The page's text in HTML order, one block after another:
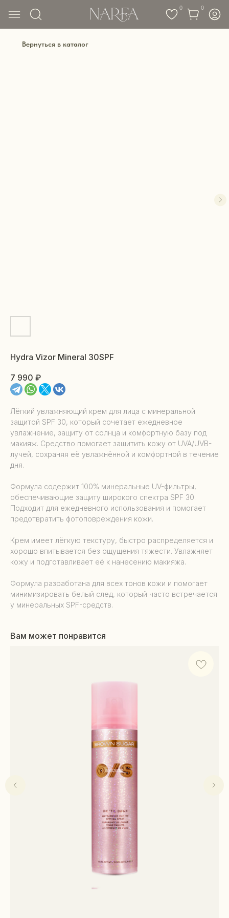
Вернуться в каталог
Hydra Vizor Mineral 30SPF
7 990 ₽
Лёгкий увлажняющий крем для лица с минеральной
защитой SPF 30, который сочетает ежедневное
увлажнение, защиту от солнца и комфортную базу под
макияж. Средство помогает защитить кожу от UVA/UVB-
лучей, сохраняя её увлажнённой и комфортной в течение
дня.
Формула содержит 100% минеральные UV-фильтры,
обеспечивающие защиту широкого спектра SPF 30.
Подходит для ежедневного использования и помогает
предотвратить фотоповреждения кожи.
Крем имеет лёгкую текстуру, быстро распределяется и
хорошо впитывается без ощущения тяжести. Увлажняет
кожу и подготавливает её к нанесению макияжа.
Формула разработана для всех тонов кожи и помогает
минимизировать белый след, который часто встречается
у минеральных SPF-средств.
Вам может понравится